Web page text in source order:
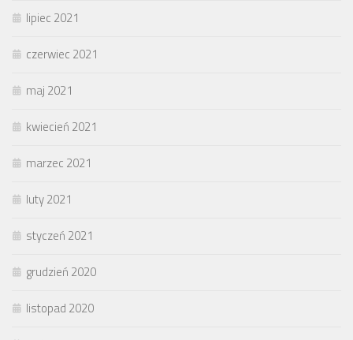
lipiec 2021
czerwiec 2021
maj 2021
kwiecień 2021
marzec 2021
luty 2021
styczeń 2021
grudzień 2020
listopad 2020